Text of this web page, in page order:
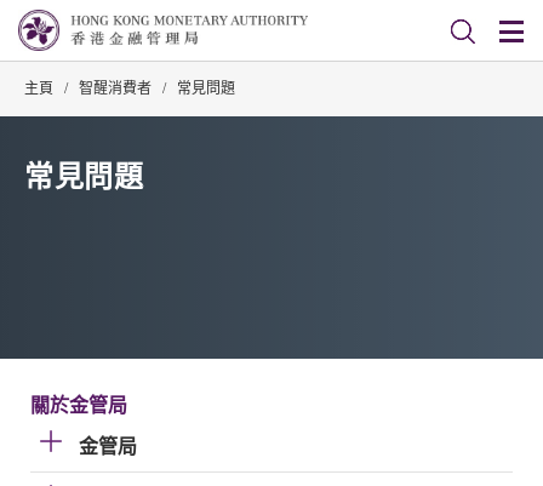
主頁 / 智醒消費者 / 常見問題
常見問題
關於金管局
金管局